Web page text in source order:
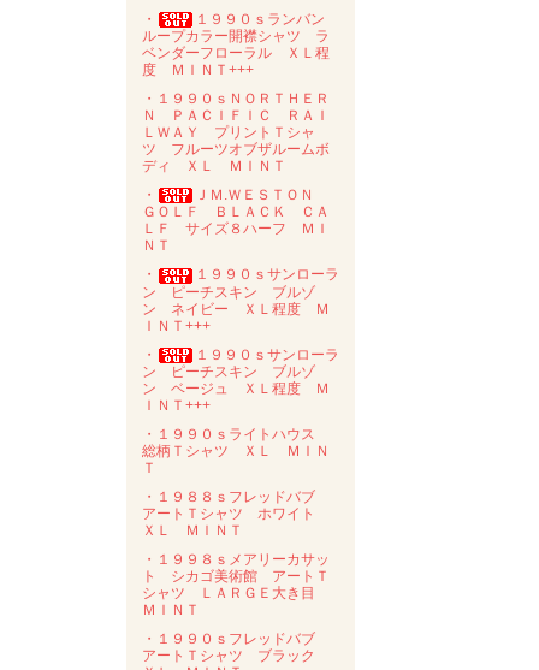
・
１９９０ｓランバン
ループカラー開襟シャツ ラ
ベンダーフローラル ＸＬ程
度 ＭＩＮＴ+++
・１９９０ｓＮＯＲＴＨＥＲ
Ｎ ＰＡＣＩＦＩＣ ＲＡＩ
ＬＷＡＹ プリントＴシャ
ツ フルーツオブザルームボ
ディ ＸＬ ＭＩＮＴ
・
ＪＭ.ＷＥＳＴＯＮ
ＧＯＬＦ ＢＬＡＣＫ ＣＡ
ＬＦ サイズ８ハーフ ＭＩ
ＮＴ
・
１９９０ｓサンローラ
ン ピーチスキン ブルゾ
ン ネイビー ＸＬ程度 Ｍ
ＩＮＴ+++
・
１９９０ｓサンローラ
ン ピーチスキン ブルゾ
ン ベージュ ＸＬ程度 Ｍ
ＩＮＴ+++
・１９９０ｓライトハウス
総柄Ｔシャツ ＸＬ ＭＩＮ
Ｔ
・１９８８ｓフレッドバブ
アートＴシャツ ホワイト
ＸＬ ＭＩＮＴ
・１９９８ｓメアリーカサッ
ト シカゴ美術館 アートＴ
シャツ ＬＡＲＧＥ大き目
ＭＩＮＴ
・１９９０ｓフレッドバブ
アートＴシャツ ブラック